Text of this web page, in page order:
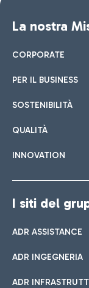
La nostra
CORPORATE
PER IL BUSINESS
SOSTENIBILITÀ
QUALITÀ
INNOVATION
I siti del
ADR ASSISTANCE
ADR INGEGNERIA
ADR